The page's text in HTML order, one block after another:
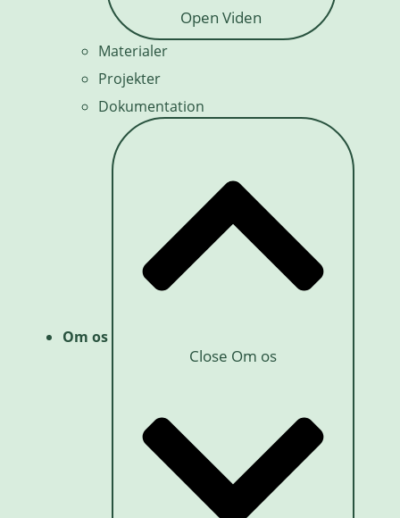
Open Viden
Materialer
Projekter
Dokumentation
Om os
Close Om os